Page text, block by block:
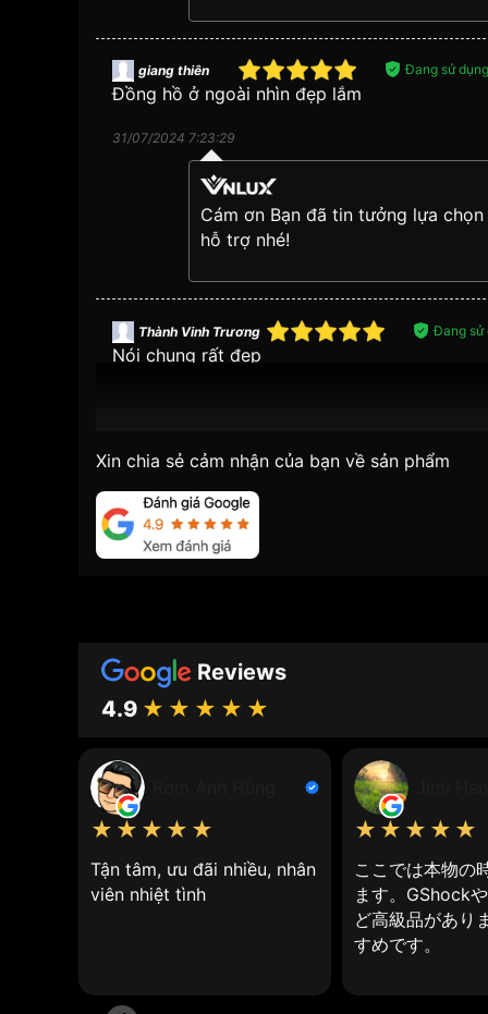
Đây là ưu điểm hàng đầu khiến
đồng hồ dây vải
nhẹ nhàng, ôm sát cổ tay, không gây bí bách
2. Bền bỉ và chống nước:
Dù được làm từ vải nhưng dây đeo đồng hồ
còn có khả năng chống nước tốt, phù hợp
Khác với dây kim loại hay dây da cần dụng cụ
giúp bạn biến hóa phong cách theo sở thích.
Đồng hồ dây vải
mang đến cho đồng hồ vẻ
street style.
Đồng hồ dây vải
có vô số màu sắc và kiểu
giang thiên Đang sử dụng
Đồng hồ ở ngoài nhìn đẹp lắm
31/07/2024 7:23:29
Vnlux
Cám ơn Bạn đã tin tưởng lựa
hỗ trợ nhé!
Thành Vinh Trương Đang sử
Nói chung rất đẹp
Cám ơn Bạn đã tin tưởng lựa
hỗ trợ nhé!
08/06/2024 1:58:33
Vnlux
Đóng gói rất ok
Xin chia sẻ cảm nhận của bạn về sản phẩm
Reviews
4.9 ★★★★★
★★★★★
Tận tâm, ưu đãi nhiều, nhân
viên nhiệt tình
★★★★★
ここでは本物の
ます。GShock
ど高級品があり
すめです。